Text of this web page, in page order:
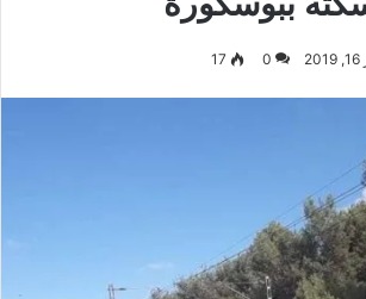
0
17